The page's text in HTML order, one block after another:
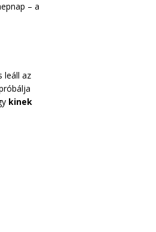
– a
leáll az
kinek